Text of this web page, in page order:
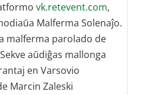
vk.retevent.com,
Malferma Solenaĵo.
malferma parolado de
aŭdiĝas mallonga
en Varsovio
Marcin Zaleski